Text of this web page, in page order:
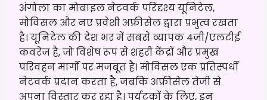
अंगोला का मोबाइल नेटवर्क परिदृश्य यूनिटेल,
मोविसल और नए प्रवेशी अफ्रीसेल द्वारा प्रभुत्व रखता
है। यूनिटेल की देश भर में सबसे व्यापक 4जी/एलटीई
कवरेज है, जो विशेष रूप से शहरी केंद्रों और प्रमुख
परिवहन मार्गों पर मजबूत है। मोविसल एक प्रतिस्पर्धी
नेटवर्क प्रदान करता है, जबकि अफ्रीसेल तेजी से
अपना विस्तार कर रहा है। पर्यटकों के लिए, इन